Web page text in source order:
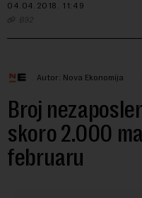
04.04.2018. 11:49
B92
Autor: Nova Ekonomija
Broj
skoro 2.000
februaru